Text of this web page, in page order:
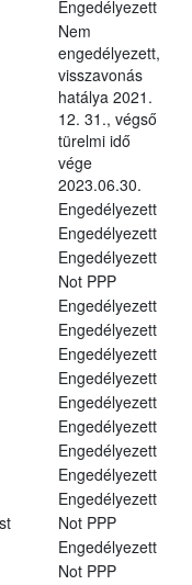
Engedélyezett
Nem
engedélyezett,
visszavonás
hatálya 2021.
12. 31., végső
türelmi idő
vége
2023.06.30.
Engedélyezett
Engedélyezett
Engedélyezett
Not PPP
Engedélyezett
Engedélyezett
Engedélyezett
Engedélyezett
Engedélyezett
Engedélyezett
Engedélyezett
Engedélyezett
Engedélyezett
Not PPP
Engedélyezett
Not PPP